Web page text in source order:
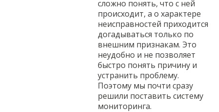
сложно понять, что с ней
происходит, а о характере
неисправностей приходится
догадываться только по
внешним признакам. Это
неудобно и не позволяет
быстро понять причину и
устранить проблему.
Поэтому мы почти сразу
решили поставить систему
мониторинга.